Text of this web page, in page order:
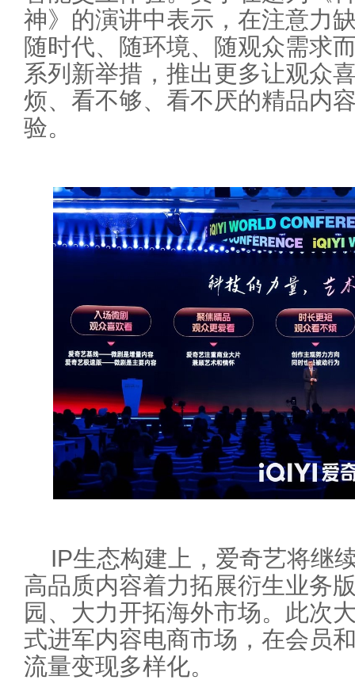
神》的演讲中表示，在注意力
随时代、随环境、随观众需求
系列新举措，推出更多让观众
烦、看不够、看不厌的精品内
验。
IP生态构建上，爱奇艺将继
高品质内容着力拓展衍生业务
园、大力开拓海外市场。此次
式进军内容电商市场，在会员
流量变现多样化。